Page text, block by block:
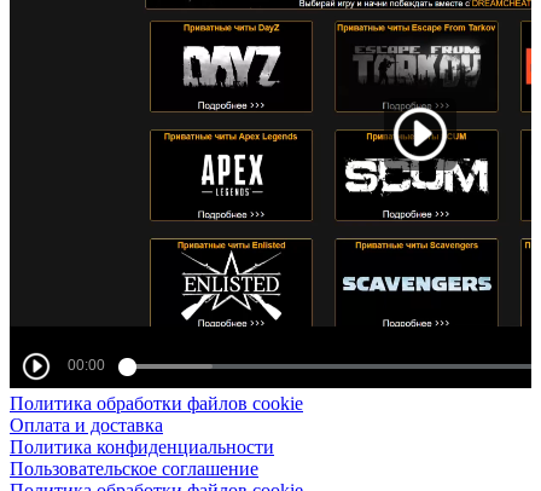
Политика обработки файлов cookie
Оплата и доставка
Политика конфиденциальности
Пользовательское соглашение